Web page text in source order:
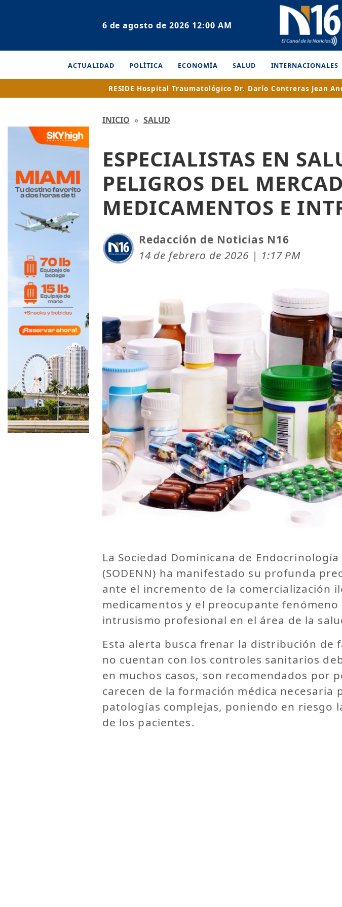
6 de agosto de 2026 12:00 AM
ACTUALIDAD POLÍTICA ECONOMÍA SALUD INTERNACIONALES
RESIDE Hospital Traumatológico Dr. Darío Contreras Jean
INICIO » SALUD
ESPECIALISTAS EN
PELIGROS DEL
MEDICAMENTOS E
Redacción de Noticias N16
14 de febrero de 2026 | 1:17 PM
La Sociedad Dominicana de
(SODENN) ha manifestado su profunda
ante el incremento de la comercialización
medicamentos y el preocupante fenómeno
intrusismo profesional en el área de la
Esta alerta busca frenar la distribución de
no cuentan con los controles sanitarios
en muchos casos, son recomendados por
carecen de la formación médica necesaria
patologías complejas, poniendo en riesgo
de los pacientes.